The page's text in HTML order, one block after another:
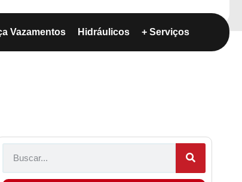
Vazamentos Hidráulicos + Serviços